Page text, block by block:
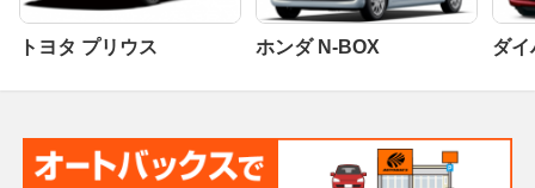
トヨタ プリウス ホンダ N-BOX ダイ